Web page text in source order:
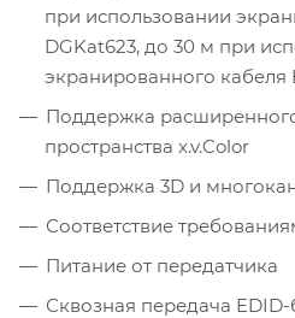
при использовании
DGKat623, до 30 м при
экранированного кабеля
Поддержка
пространства x.v.Color
Поддержка 3D и
Соответствие
Питание от передатчика
Сквозная передача